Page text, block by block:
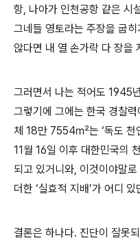
항, 나아가 인천공항 같은 시
그네들 영토라는 주장을 굽
않다면 내 열 손가락 다 장을
그러면서 나는 적어도 1945
그렇기에 그에는 한국 경찰
체 18만 7554㎡는 ‘독도 천
11월 16일 이후 대한민국의
되고 있거니와, 이것이야말
더한 ‘실효적 지배’가 어디
결론은 하나다. 진단이 잘못